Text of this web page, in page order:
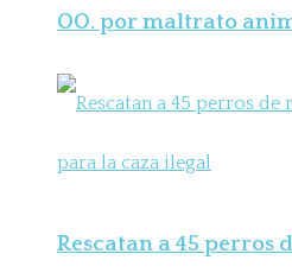
OO. por maltrato
Rescatan a 45 perros